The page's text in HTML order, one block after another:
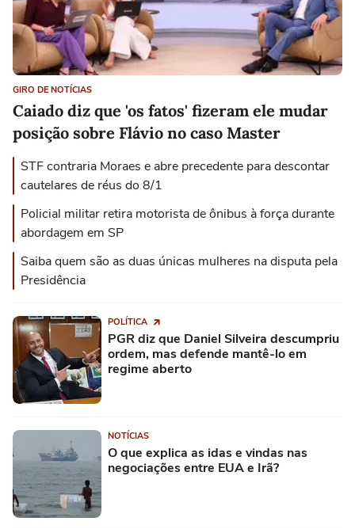
GIRO DE NOTÍCIAS
Caiado diz que 'os fatos' fizeram ele mudar
posição sobre Flávio no caso Master
STF contraria Moraes e abre precedente para descontar
cautelares de réus do 8/1
Policial militar retira motorista de ônibus à força durante
abordagem em SP
Saiba quem são as duas únicas mulheres na disputa pela
Presidência
POLÍTICA
PGR diz que Daniel Silveira descumpriu
ordem, mas defende mantê-lo em
regime aberto
NOTÍCIAS
O que explica as idas e vindas nas
negociações entre EUA e Irã?